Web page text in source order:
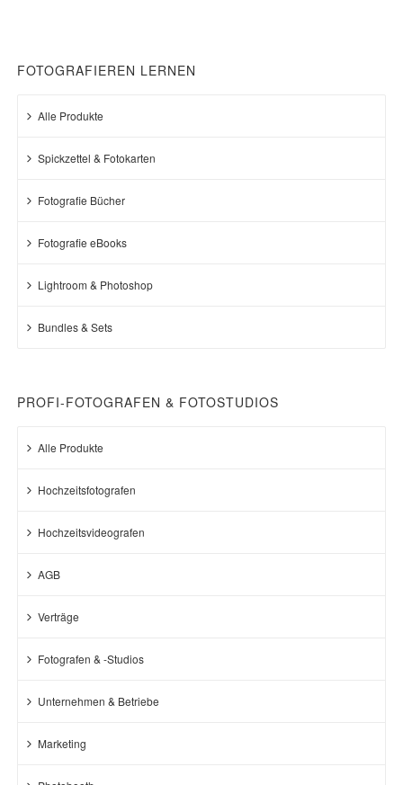
FOTOGRAFIEREN LERNEN
Alle Produkte
Spickzettel & Fotokarten
Fotografie Bücher
Fotografie eBooks
Lightroom & Photoshop
Bundles & Sets
PROFI-FOTOGRAFEN & FOTOSTUDIOS
Alle Produkte
Hochzeitsfotografen
Hochzeitsvideografen
AGB
Verträge
Fotografen & -Studios
Unternehmen & Betriebe
Marketing